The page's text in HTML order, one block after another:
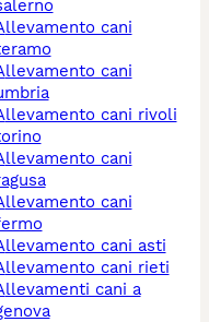
cani
cani
rivoli
cani
cani
allevamento cani asti
allevamento cani rieti
a